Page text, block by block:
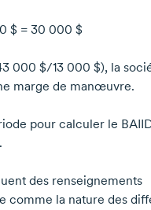
$ = 30 000 $
000 $/13 000 $), la
marge de manœuvre.
pour calculer le
des renseignements
comme la nature des